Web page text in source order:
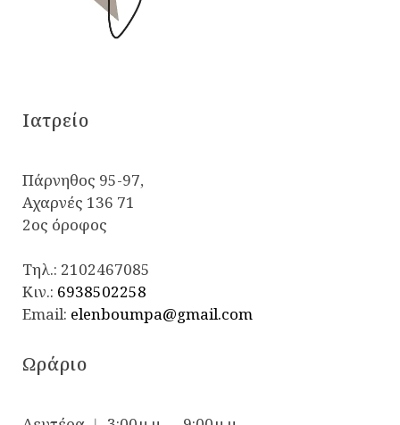
Iατρείο
Πάρνηθος 95-97,
Αχαρνές 136 71
2ος όροφος
Τηλ.: 2102467085
Κιν.: 6938502258
Email: elenboumpa@gmail.com
Ωράριο